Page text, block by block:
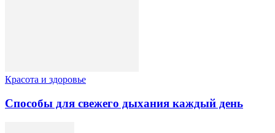
Красота и здоровье
Способы для свежего дыхания каждый день